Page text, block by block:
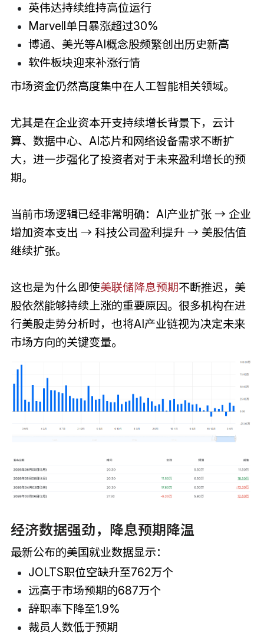
英伟达持续维持高位运行
Marvell单日暴涨超过30%
博通、美光等AI概念股频繁创出历史新高
软件板块迎来补涨行情
市场资金仍然高度集中在人工智能相关领域。
尤其是在企业资本开支持续增长背景下，云计
算、数据中心、AI芯片和网络设备需求不断扩
大，进一步强化了投资者对于未来盈利增长的预
期。
当前市场逻辑已经非常明确：AI产业扩张 → 企业
增加资本支出 → 科技公司盈利提升 → 美股估值
继续扩张。
这也是为什么即使美联储降息预期不断推迟，美
股依然能够持续上涨的重要原因。很多机构在进
行美股走势分析时，也将AI产业链视为决定未来
市场方向的关键变量。
经济数据强劲，降息预期降温
最新公布的美国就业数据显示：
JOLTS职位空缺升至762万个
远高于市场预期的687万个
辞职率下降至1.9%
裁员人数低于预期